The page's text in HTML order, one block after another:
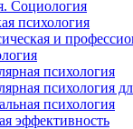
Социология
психология
и
психология
психология
психология
эффективность